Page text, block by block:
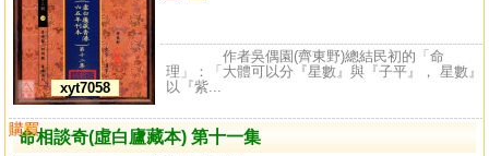
xyt7058
作者吳偶園(齊東野)總結民初的「命
理」：「大體可以分『星數』與『子平』， 星數』
以『紫...
命相談奇(虛白廬藏本) 第十一集
購買
比較